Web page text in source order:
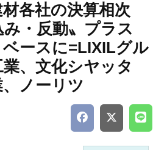
各社の決算相次
み・反動〟プラス
ベースに=LIXILグル
、文化シヤッタ
ノーリツ